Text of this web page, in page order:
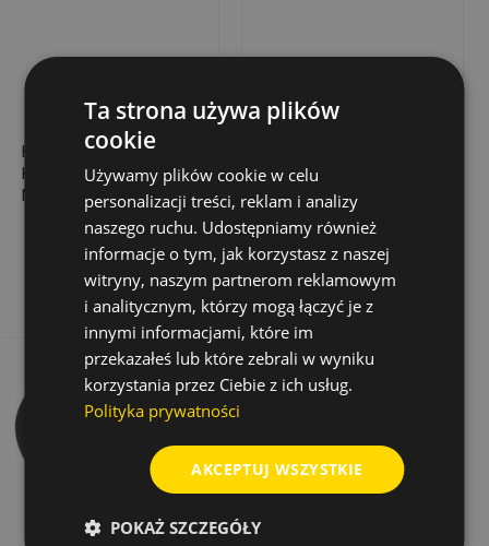
KRĄŻEK 177 MM DO
KAFARA DPD 120 -
MONOLIT
Cena
861,00 zł
Dodaj do koszyka
POD CEOWNIK
145X70 - 110X70 DO
KIELICHA 170
Cena
2 015,97 zł
Dodaj do koszyka
Ta strona używa plików
cookie
Używamy plików cookie w celu
personalizacji treści, reklam i analizy
naszego ruchu. Udostępniamy również
informacje o tym, jak korzystasz z naszej
witryny, naszym partnerom reklamowym
i analitycznym, którzy mogą łączyć je z
innymi informacjami, które im
przekazałeś lub które zebrali w wyniku
korzystania przez Ciebie z ich usług.
Polityka prywatności
AKCEPTUJ WSZYSTKIE
POKAŻ SZCZEGÓŁY